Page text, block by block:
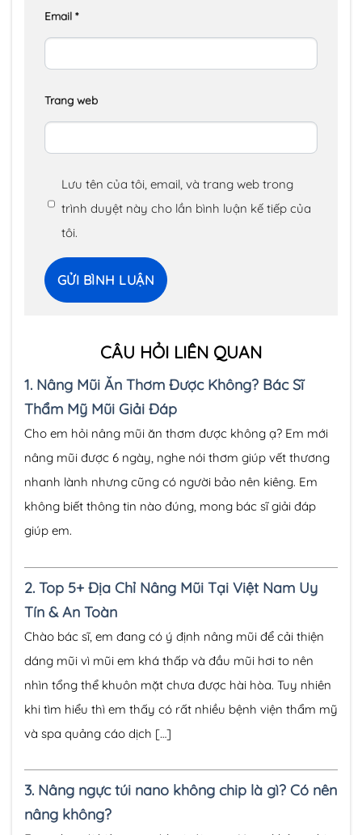
Email *
Trang web
Lưu tên của tôi, email, và trang web trong
trình duyệt này cho lần bình luận kế tiếp của
tôi.
CÂU HỎI LIÊN QUAN
1. Nâng Mũi Ăn Thơm Được Không? Bác Sĩ
Thẩm Mỹ Mũi Giải Đáp
Cho em hỏi nâng mũi ăn thơm được không ạ? Em mới
nâng mũi được 6 ngày, nghe nói thơm giúp vết thương
nhanh lành nhưng cũng có người bảo nên kiêng. Em
không biết thông tin nào đúng, mong bác sĩ giải đáp
giúp em.
2. Top 5+ Địa Chỉ Nâng Mũi Tại Việt Nam Uy
Tín & An Toàn
Chào bác sĩ, em đang có ý định nâng mũi để cải thiện
dáng mũi vì mũi em khá thấp và đầu mũi hơi to nên
nhìn tổng thể khuôn mặt chưa được hài hòa. Tuy nhiên
khi tìm hiểu thì em thấy có rất nhiều bệnh viện thẩm mỹ
và spa quảng cáo dịch […]
3. Nâng ngực túi nano không chip là gì? Có nên
nâng không?